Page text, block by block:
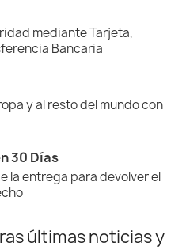
mediante Tarjeta,
Bancaria
y al resto del mundo con
30 Días
la entrega para devolver el
últimas noticias y